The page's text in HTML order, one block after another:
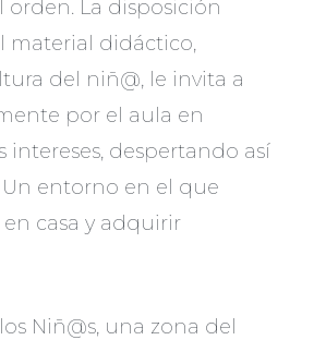
orden. La disposición
material didáctico,
del niñ@, le invita a
por el aula en
intereses, despertando así
entorno en el que
casa y adquirir
Niñ@s, una zona del